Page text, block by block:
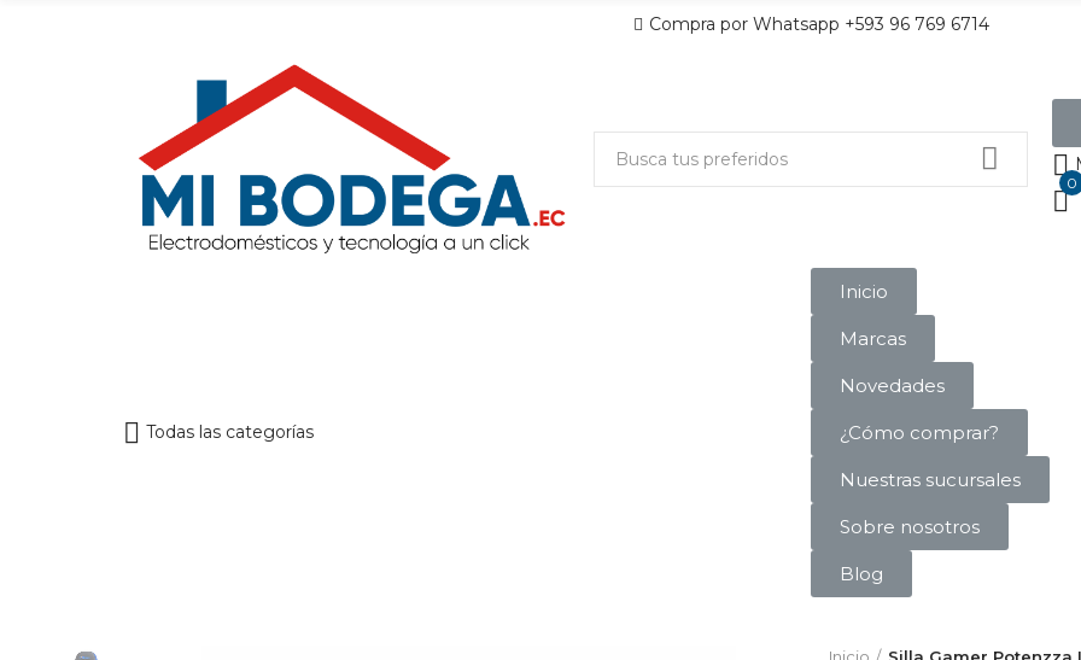
Compra por Whatsapp +593 96 769 6714
0
Todas las categorías
Inicio
Marcas
Novedades
¿Cómo comprar?
Nuestras sucursales
Sobre nosotros
Blog